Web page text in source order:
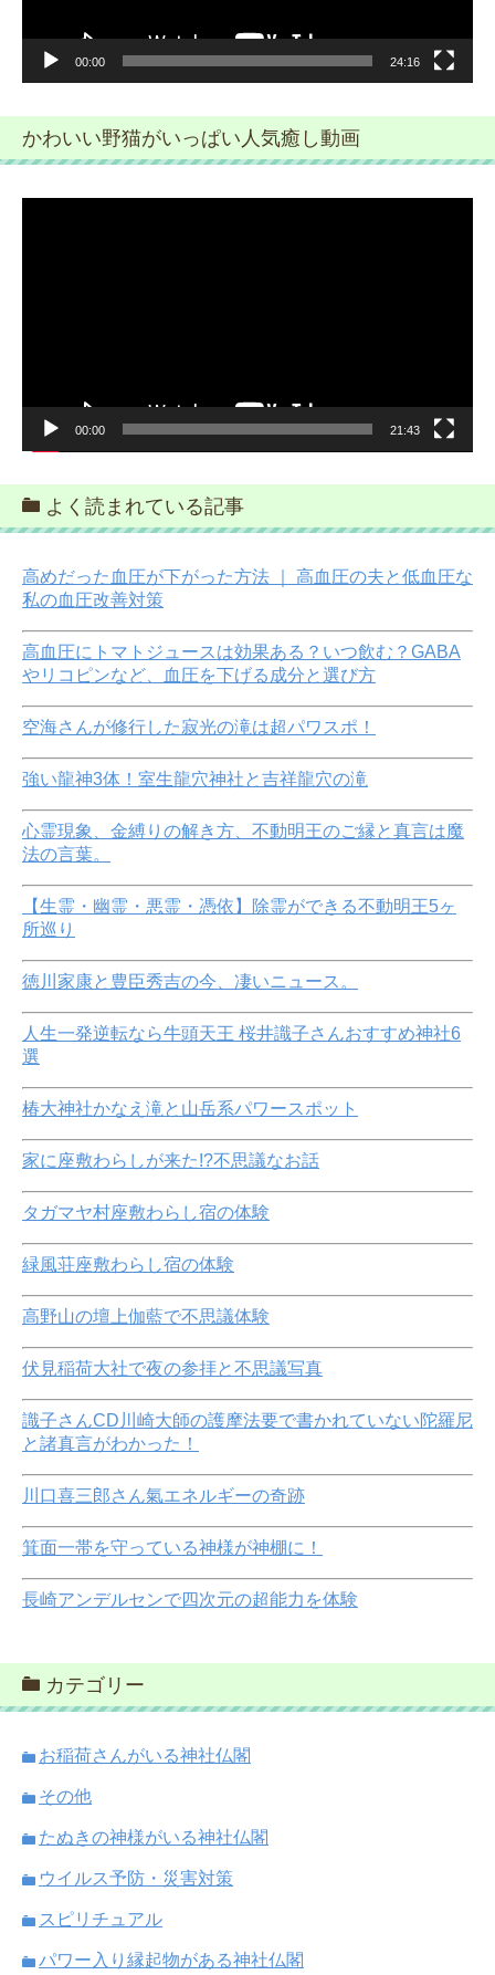
00:00 24:16
かわいい野猫がいっぱい人気癒し動画
00:00 21:43
よく読まれている記事
高めだった血圧が下がった方法 ｜ 高血圧の夫と低血圧な
私の血圧改善対策
高血圧にトマトジュースは効果ある？いつ飲む？GABA
やリコピンなど、血圧を下げる成分と選び方
空海さんが修行した寂光の滝は超パワスポ！
強い龍神3体！室生龍穴神社と吉祥龍穴の滝
心霊現象、金縛りの解き方、不動明王のご縁と真言は魔
法の言葉。
【生霊・幽霊・悪霊・憑依】除霊ができる不動明王5ヶ
所巡り
徳川家康と豊臣秀吉の今、凄いニュース。
人生一発逆転なら牛頭天王 桜井識子さんおすすめ神社6
選
椿大神社かなえ滝と山岳系パワースポット
家に座敷わらしが来た!?不思議なお話
タガマヤ村座敷わらし宿の体験
緑風荘座敷わらし宿の体験
高野山の壇上伽藍で不思議体験
伏見稲荷大社で夜の参拝と不思議写真
識子さんCD川崎大師の護摩法要で書かれていない陀羅尼
と諸真言がわかった！
川口喜三郎さん氣エネルギーの奇跡
箕面一帯を守っている神様が神棚に！
長崎アンデルセンで四次元の超能力を体験
カテゴリー
お稲荷さんがいる神社仏閣
その他
たぬきの神様がいる神社仏閣
ウイルス予防・災害対策
スピリチュアル
パワー入り縁起物がある神社仏閣